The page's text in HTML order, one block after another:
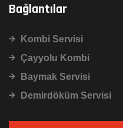
Bağlantılar
Kombi Servisi
Çayyolu Kombi
Baymak Servisi
Demirdöküm Servisi